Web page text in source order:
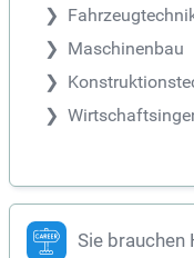
Maschinenbau
Sie brauchen